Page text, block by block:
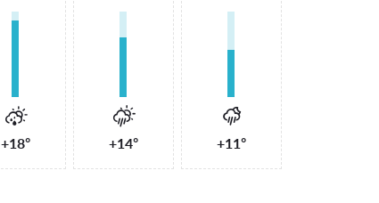
+18° +14° +11°